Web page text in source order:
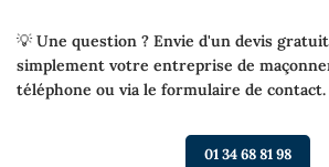
💡 Une question ? Envie d'un devis
simplement votre entreprise de
téléphone ou via le formulaire de contact.
01 34 68 81 98